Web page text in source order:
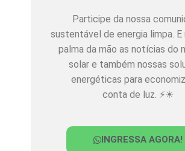
Participe da nossa
sustentável de energia limpa. E
palma da mão as notícias do
solar e também nossas
energéticas para
conta de luz. ⚡☀
INGRESSA AGORA!